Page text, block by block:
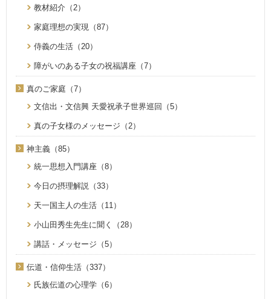
教材紹介（2）
家庭理想の実現（87）
侍義の生活（20）
障がいのある子女の祝福講座（7）
真のご家庭（7）
文信出・文信興 天愛祝承子世界巡回（5）
真の子女様のメッセージ（2）
神主義（85）
統一思想入門講座（8）
今日の摂理解説（33）
天一国主人の生活（11）
小山田秀生先生に聞く（28）
講話・メッセージ（5）
伝道・信仰生活（337）
氏族伝道の心理学（6）